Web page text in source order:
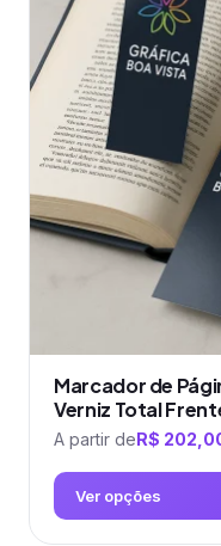
opções
podem
escolhidas
na
página
do
Marcador de
Verniz Total
A partir deR$
Ver opções